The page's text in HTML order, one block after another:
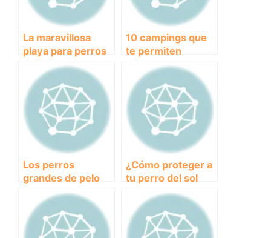
La maravillosa
playa para perros
en Calpe: Un
paraíso canino en
la costa
10 campings que
te permiten
disfrutar de la
naturaleza junto a
tu perro
Los perros
grandes de pelo
largo más
impresionantes
que debes
conocer
¿Cómo proteger a
tu perro del sol
durante el verano?